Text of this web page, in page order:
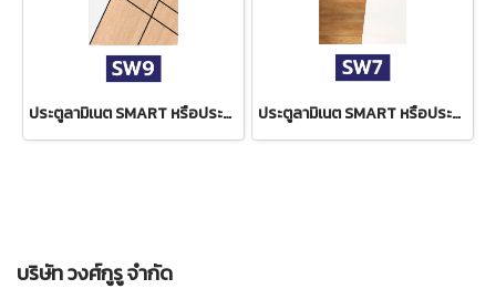
ประตูลามิเนต SMART หรือประตูลามิเนต HDF รุ่น SMART WISDOM รหัส SW9 ประตูลามิเนต SMART หรือประตูลามิเนต HDF รุ่น SMART WISDOM รหัส SW7
บริษัท วงศ์กูรู จำกัด